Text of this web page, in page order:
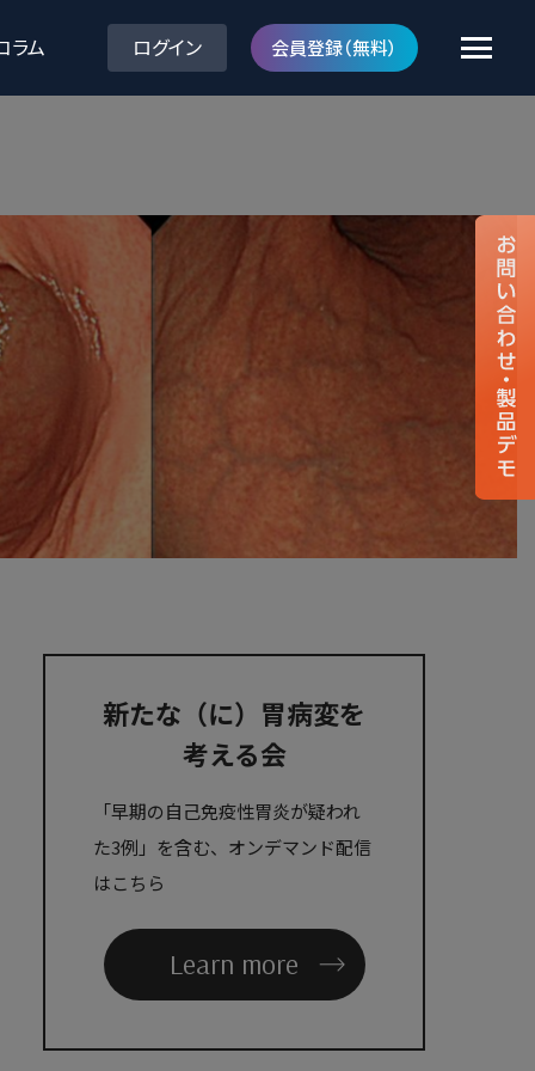
内視鏡画像診断支援ソフトウェア
ラム ログイン 会員登録（無料）
新たな（に）胃病変を
考える会
「早期の自己免疫性胃炎が疑われ
た3例」を含む、オンデマンド配信
はこちら
Learn more